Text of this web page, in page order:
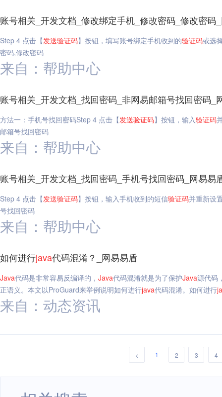
账号相关_开发文档_修改绑定手机_修改密码_修改密码
Step 4 点击【发送验证码】按钮，填写账号绑定手机收到的验证码或选
密码,修改密码
来自：帮助中心
账号相关_开发文档_找回密码_非网易邮箱号找回密码_
方法一：手机号找回密码Step 4 点击【发送验证码】按钮，输入验证码
邮箱号找回密码
来自：帮助中心
账号相关_开发文档_找回密码_手机号找回密码_网易易
Step 4 点击【发送验证码】按钮，输入手机收到的短信验证码并重新设
号找回密码
来自：帮助中心
如何进行java代码混淆？_网易易盾
Java代码是非常容易反编译的， Java代码混淆就是为了保护Java源代码
正语义。本文以ProGuard来举例说明如何进行java代码混淆。如何进行
来自：动态资讯
< 1 2 3 4